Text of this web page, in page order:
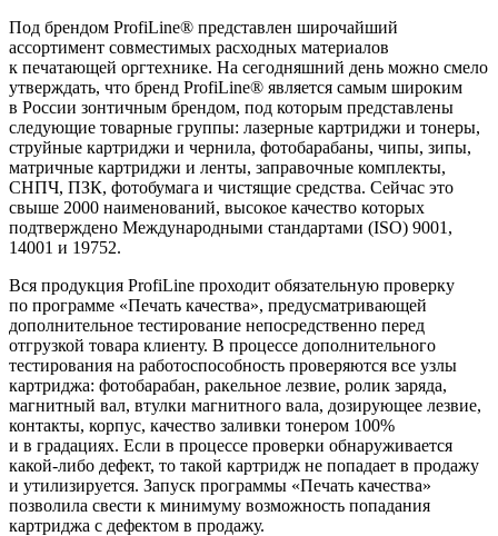
Под брендом ProfiLine® представлен широчайший
ассортимент совместимых расходных материалов
к печатающей оргтехнике. На сегодняшний день можно смело
утверждать, что бренд ProfiLine® является самым широким
в России зонтичным брендом, под которым представлены
следующие товарные группы: лазерные картриджи и тонеры,
струйные картриджи и чернила, фотобарабаны, чипы, зипы,
матричные картриджи и ленты, заправочные комплекты,
СНПЧ, ПЗК, фотобумага и чистящие средства. Сейчас это
свыше 2000 наименований, высокое качество которых
подтверждено Международными стандартами (ISO) 9001,
14001 и 19752.
Вся продукция ProfiLine проходит обязательную проверку
по программе «Печать качества», предусматривающей
дополнительное тестирование непосредственно перед
отгрузкой товара клиенту. В процессе дополнительного
тестирования на работоспособность проверяются все узлы
картриджа: фотобарабан, ракельное лезвие, ролик заряда,
магнитный вал, втулки магнитного вала, дозирующее лезвие,
контакты, корпус, качество заливки тонером 100%
и в градациях. Если в процессе проверки обнаруживается
какой-либо дефект, то такой картридж не попадает в продажу
и утилизируется. Запуск программы «Печать качества»
позволила свести к минимуму возможность попадания
картриджа с дефектом в продажу.